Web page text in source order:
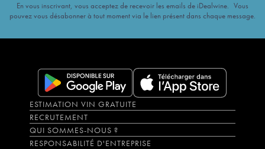
En vous inscrivant, vous acceptez de recevoir les emails de iDealwine. Vous
pouvez vous désabonner à tout moment via le lien présent dans chaque message.
ESTIMATION VIN GRATUITE
RECRUTEMENT
QUI SOMMES-NOUS ?
RESPONSABILITÉ D'ENTREPRISE